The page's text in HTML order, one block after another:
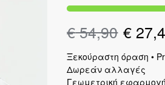
€54,90 €
Ξεκούραστη όραση •
Δωρεάν αλλαγές
Γεωμετρική